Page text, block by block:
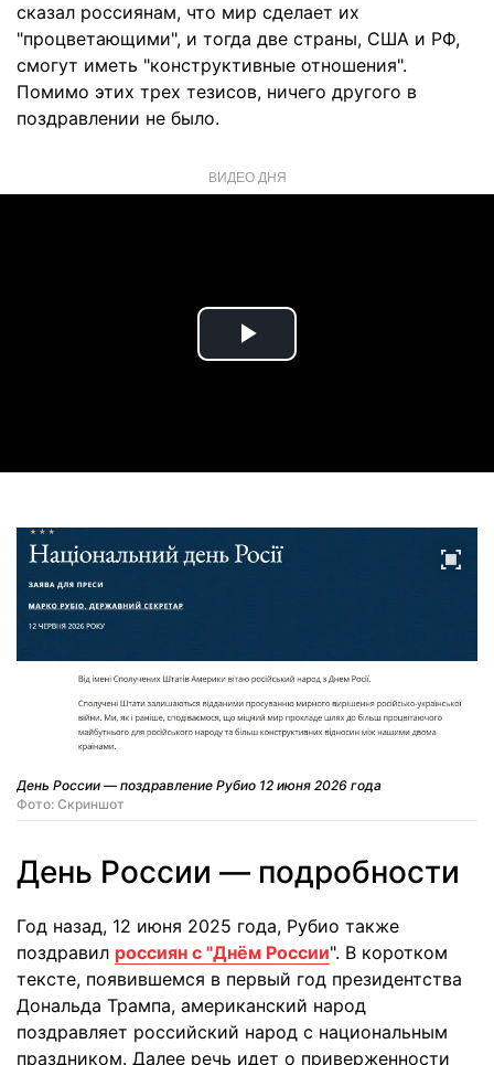
сказал россиянам, что мир сделает их
"процветающими", и тогда две страны, США и РФ,
смогут иметь "конструктивные отношения".
Помимо этих трех тезисов, ничего другого в
поздравлении не было.
ВИДЕО ДНЯ
Play
День России — поздравление Рубио 12 июня 2026 года
Фото: Скриншот
День России — подробности
Год назад, 12 июня 2025 года, Рубио также
поздравил россиян с "Днём России". В коротком
тексте, появившемся в первый год президентства
Дональда Трампа, американский народ
поздравляет российский народ с национальным
праздником. Далее речь идет о приверженности